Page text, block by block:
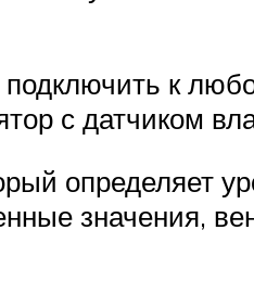
к
с датчиком
определяет
значения,